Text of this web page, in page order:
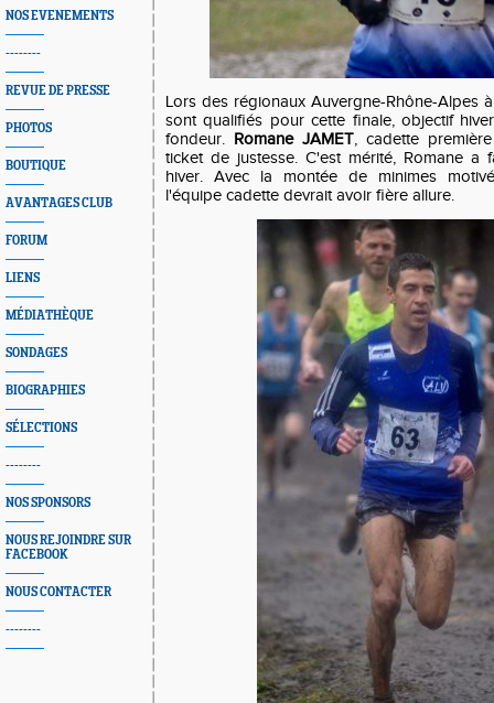
NOS EVENEMENTS
--------
REVUE DE PRESSE
PHOTOS
BOUTIQUE
AVANTAGES CLUB
FORUM
LIENS
MÉDIATHÈQUE
SONDAGES
BIOGRAPHIES
SÉLECTIONS
--------
NOS SPONSORS
NOUS REJOINDRE SUR
FACEBOOK
NOUS CONTACTER
--------
Lors des régionaux Auvergne-Rhône-Alpes
sont qualifiés pour cette finale, objectif
fondeur. Romane JAMET, cadette
ticket de justesse. C'est mérité, Romane a
hiver. Avec la montée de minimes
l'équipe cadette devrait avoir fière allure.